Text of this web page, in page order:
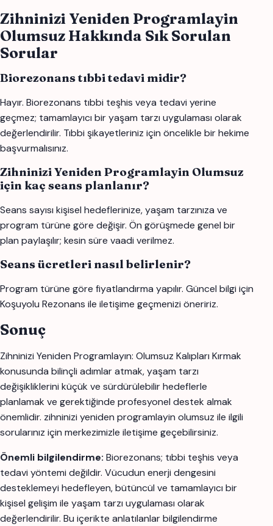
Zihninizi Yeniden Programlayin
Olumsuz Hakkında Sık Sorulan
Sorular
Biorezonans tıbbi tedavi midir?
Hayır. Biorezonans tıbbi teşhis veya tedavi yerine
geçmez; tamamlayıcı bir yaşam tarzı uygulaması olarak
değerlendirilir. Tıbbi şikayetleriniz için öncelikle bir hekime
başvurmalısınız.
Zihninizi Yeniden Programlayin Olumsuz
için kaç seans planlanır?
Seans sayısı kişisel hedeflerinize, yaşam tarzınıza ve
program türüne göre değişir. Ön görüşmede genel bir
plan paylaşılır; kesin süre vaadi verilmez.
Seans ücretleri nasıl belirlenir?
Program türüne göre fiyatlandırma yapılır. Güncel bilgi için
Koşuyolu Rezonans ile iletişime geçmenizi öneririz.
Sonuç
Zihninizi Yeniden Programlayın: Olumsuz Kalıpları Kırmak
konusunda bilinçli adımlar atmak, yaşam tarzı
değişikliklerini küçük ve sürdürülebilir hedeflerle
planlamak ve gerektiğinde profesyonel destek almak
önemlidir. zihninizi yeniden programlayin olumsuz ile ilgili
sorularınız için merkezimizle iletişime geçebilirsiniz.
Önemli bilgilendirme: Biorezonans; tıbbi teşhis veya
tedavi yöntemi değildir. Vücudun enerji dengesini
desteklemeyi hedefleyen, bütüncül ve tamamlayıcı bir
kişisel gelişim ile yaşam tarzı uygulaması olarak
değerlendirilir. Bu içerikte anlatılanlar bilgilendirme